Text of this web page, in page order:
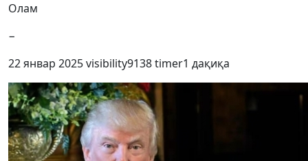
Олам
−
22 январ 2025visibility9138timer1 дақиқа